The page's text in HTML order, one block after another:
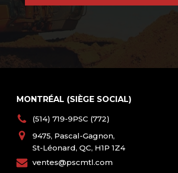
MONTRÉAL (SIÈGE SOCIAL)
(514) 719-9PSC (772)
9475, Pascal-Gagnon,
St-Léonard, QC, H1P 1Z4
ventes@pscmtl.com